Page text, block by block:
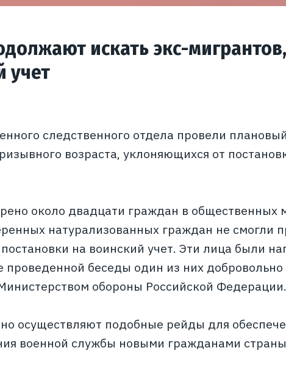
искать экс-
учет
следственного отдела провели
возраста, уклоняющихся от
около двадцати граждан в общественных
натурализованных граждан не смогли
на воинский учет. Эти лица были
проведенной беседы один из них
обороны Российской Федерации.
осуществляют подобные рейды для
военной службы новыми гражданами